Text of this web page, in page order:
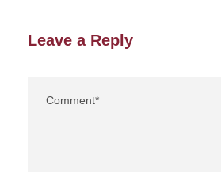
Leave a Reply